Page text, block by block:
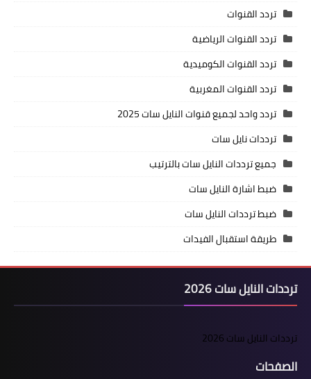
تردد القنوات
تردد القنوات الرياضية
تردد القنوات الكوميدية
تردد القنوات المغربية
تردد واحد لجميع قنوات النايل سات 2025
ترددات نايل سات
جميع ترددات النايل سات بالترتيب
ضبط اشارة النايل سات
ضبط ترددات النايل سات
طريقة استقبال الفيدات
ترددات النايل سات 2026
ترددات النايل سات 2026
الصفحات